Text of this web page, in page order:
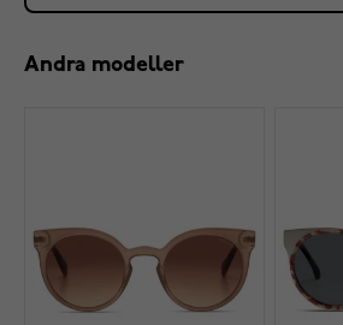
Andra modeller